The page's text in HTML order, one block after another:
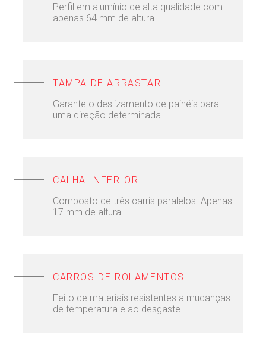
Perfil em alumínio de alta qualidade com
apenas 64 mm de altura.
TAMPA DE ARRASTAR
Garante o deslizamento de painéis para
uma direção determinada.
CALHA INFERIOR
Composto de três carris paralelos. Apenas
17 mm de altura.
CARROS DE ROLAMENTOS
Feito de materiais resistentes a mudanças
de temperatura e ao desgaste.